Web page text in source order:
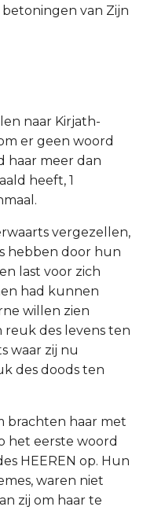
van Zijn
naar Kirjath-
er geen woord
haar meer dan
heeft, 1
vergezellen,
hebben door hun
last voor zich
had kunnen
willen zien
reuk des levens ten
waar zij nu
des doods ten
brachten haar met
het eerste woord
HEEREN op. Hun
waren niet
zij om haar te